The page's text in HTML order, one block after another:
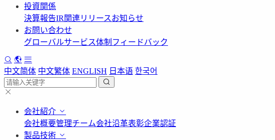
投資関係
決算報告IR関連リリースお知らせ
お問い合わせ
グローバルサービス体制 フィードバック
中文简体 中文繁体 ENGLISH 日本语 한국어
会社紹介
会社概要管理チーム会社沿革表彰企業認証
製品技術